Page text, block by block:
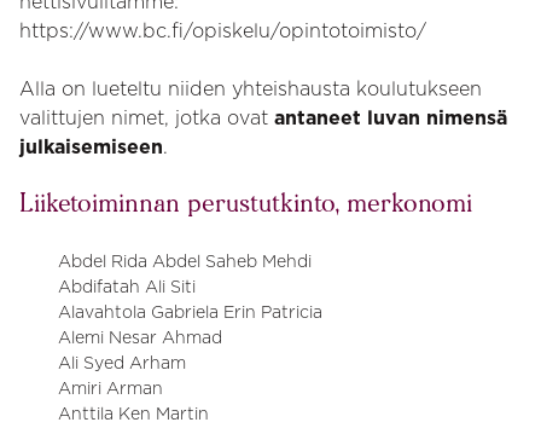
https://www.bc.fi/opiskelu/opintotoimisto/
Alla on lueteltu niiden yhteishausta koulutukseen
valittujen nimet, jotka ovat antaneet luvan nimensä
julkaisemiseen.
Liiketoiminnan perustutkinto, merkonomi
Abdel Rida Abdel Saheb Mehdi
Abdifatah Ali Siti
Alavahtola Gabriela Erin Patricia
Alemi Nesar Ahmad
Ali Syed Arham
Amiri Arman
Anttila Ken Martin